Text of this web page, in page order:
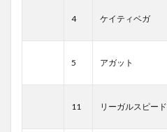
4 ケイティベガ
5 アガット
11 リーガルスピード